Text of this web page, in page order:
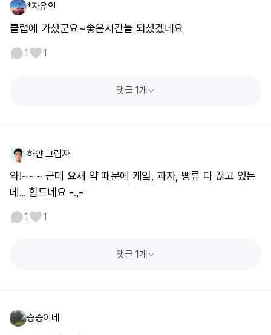
*자유인
클럽에 가셨군요~좋은시간들 되셨겠네요
1 1
댓글 1개
하얀 그림자
와!~~~ 근데 요새 약 때문에 케잌, 과자, 빵류 다 끊고 있는
데... 힘드네요 -.,-
1 1
댓글 1개
승승이네